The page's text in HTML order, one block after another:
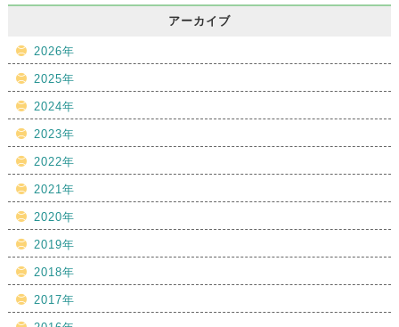
アーカイブ
2026年
2025年
2024年
2023年
2022年
2021年
2020年
2019年
2018年
2017年